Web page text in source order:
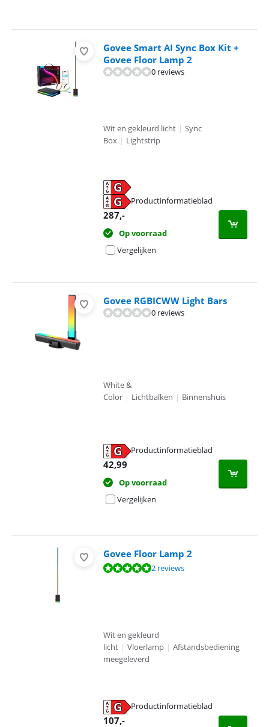
Govee Smart AI Sync Box Kit +
Govee Floor Lamp 2
0 reviews
Wit en gekleurd licht | Sync
Box | Lightstrip
Productinformatieblad
287,-
Op voorraad
Vergelijken
Govee RGBICWW Light Bars
0 reviews
White &
Color | Lichtbalken | Binnenshuis
Productinformatieblad
42,99
Op voorraad
Vergelijken
Govee Floor Lamp 2
Beoordeling is 10 van de 10, gebaseerd op 2 reviews.
2 reviews
Wit en gekleurd
licht | Vloerlamp | Afstandsbediening
meegeleverd
Productinformatieblad
107,-